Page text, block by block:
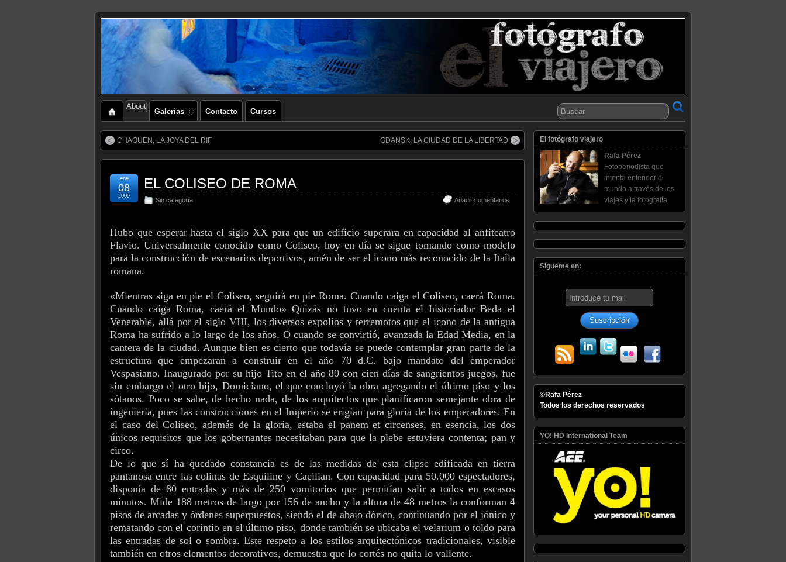
About
Galerías Contacto Cursos
CHAOUEN, LA JOYA DEL RIF GDANSK, LA CIUDAD DE LA LIBERTAD
EL COLISEO DE ROMA
Sin categoría Añadir comentarios
ene
08
2009
Hubo que esperar hasta el siglo XX para que un edificio superara en capacidad al anfiteatro
Flavio. Universalmente conocido como Coliseo, hoy en día se sigue tomando como modelo
para la construcción de escenarios deportivos, amén de ser el icono más reconocido de la Italia
romana.
«Mientras siga en pie el Coliseo, seguirá en pie Roma. Cuando caiga el Coliseo, caerá Roma.
Cuando caiga Roma, caerá el Mundo» Quizás no tuvo en cuenta el historiador Beda el
Venerable, allá por el siglo VIII, los diversos expolios y terremotos que el icono de la antigua
Roma ha sufrido a lo largo de los años. O cuando se convirtió, avanzada la Edad Media, en la
cantera de la ciudad. Aunque bien es cierto que todavía se puede contemplar gran parte de la
estructura que empezaran a construir en el año 70 d.C. bajo mandato del emperador
Vespasiano. Inaugurado por su hijo Tito en el año 80 con cien días de sangrientos juegos, fue
sin embargo el otro hijo, Domiciano, el que concluyó la obra agregando el último piso y los
sótanos. Poco se sabe, de hecho nada, de los arquitectos que planificaron semejante obra de
ingeniería, pues las construcciones en el Imperio se erigían para gloria de los emperadores. En
el caso del Coliseo, además de la gloria, estaba el panem et circenses, en esencia, los dos
únicos requisitos que los gobernantes necesitaban para que la plebe estuviera contenta; pan y
circo.
De lo que sí ha quedado constancia es de las medidas de esta elipse edificada en tierra
pantanosa entre las colinas de Esquiline y Caeilian. Con capacidad para 50.000 espectadores,
disponía de 80 entradas y más de 250 vomitorios que permitían salir a todos en escasos
minutos. Mide 188 metros de largo por 156 de ancho y la altura de 48 metros la conforman 4
pisos de arcadas y órdenes superpuestos, siendo el de abajo dórico, continuando por el jónico y
rematando con el corintio en el último piso, donde también se ubicaba el velarium o toldo para
las entradas de sol o sombra. Este respeto a los estilos arquitectónicos tradicionales, visible
también en otros elementos decorativos, demuestra que lo cortés no quita lo valiente.
El fotógrafo viajero
Rafa Pérez
Fotoperiodista que
intenta entender el
mundo a través de los
viajes y la fotografía.
Sígueme en:
©Rafa Pérez
Todos los derechos reservados
YO! HD International Team